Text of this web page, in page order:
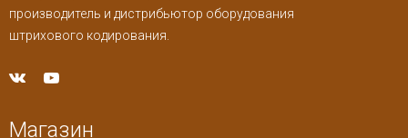
производитель и дистрибьютор оборудования
штрихового кодирования.
Магазин